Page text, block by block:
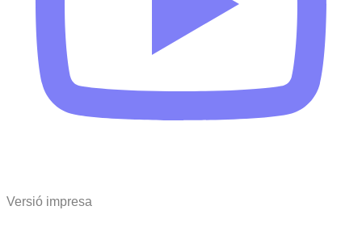
Versió impresa